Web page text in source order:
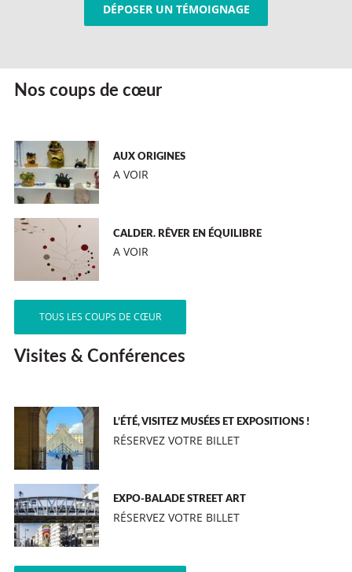
DÉPOSER UN TÉMOIGNAGE
Nos coups de cœur
AUX ORIGINES
A VOIR
CALDER. RÊVER EN ÉQUILIBRE
A VOIR
TOUS LES COUPS DE CŒUR
Visites & Conférences
L’ÉTÉ, VISITEZ MUSÉES ET EXPOSITIONS !
RÉSERVEZ VOTRE BILLET
EXPO-BALADE STREET ART
RÉSERVEZ VOTRE BILLET